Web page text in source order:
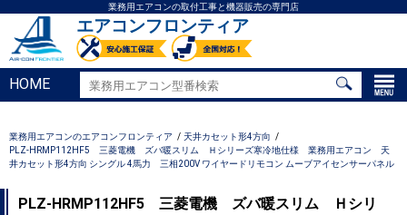
業務用エアコンの取付工事と機器販売の専門店
エアコンフロンティア
HOME
業務用エアコンのエアコンフロンティア
天井カセット形4方向
PLZ-HRMP112HF5 三菱電機 ズバ暖スリム Ｈシリーズ寒冷地仕様 業務用エアコン 天
井カセット形4方向 シングル 4馬力 三相200V ワイヤードリモコン ムーブアイセンサーパネル
PLZ-HRMP112HF5 三菱電機 ズバ暖スリム Ｈシリ